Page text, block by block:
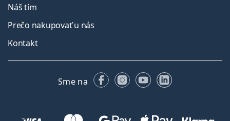
Náš tím
Prečo nakupovať u nás
Kontakt
Sme na FacebookuInstagrame
YouTubeLinkedIn